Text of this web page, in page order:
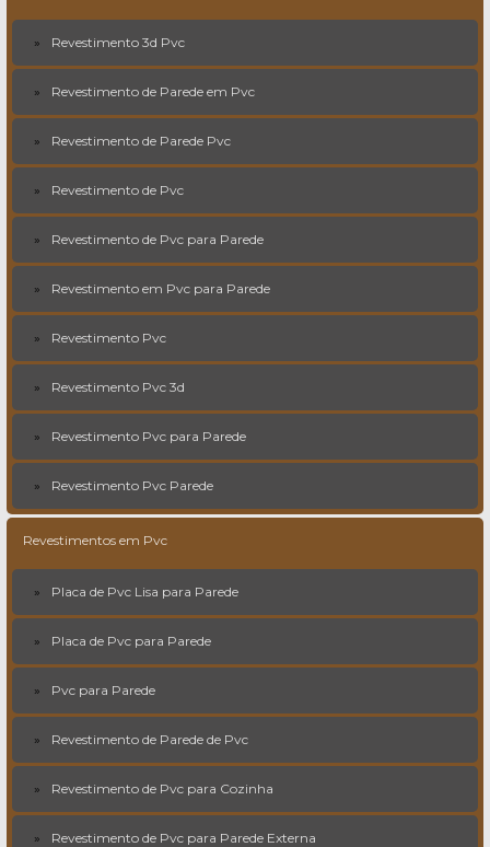
Revestimento 3d Pvc
Revestimento de Parede em Pvc
Revestimento de Parede Pvc
Revestimento de Pvc
Revestimento de Pvc para Parede
Revestimento em Pvc para Parede
Revestimento Pvc
Revestimento Pvc 3d
Revestimento Pvc para Parede
Revestimento Pvc Parede
Revestimentos em Pvc
Placa de Pvc Lisa para Parede
Placa de Pvc para Parede
Pvc para Parede
Revestimento de Parede de Pvc
Revestimento de Pvc para Cozinha
Revestimento de Pvc para Parede Externa